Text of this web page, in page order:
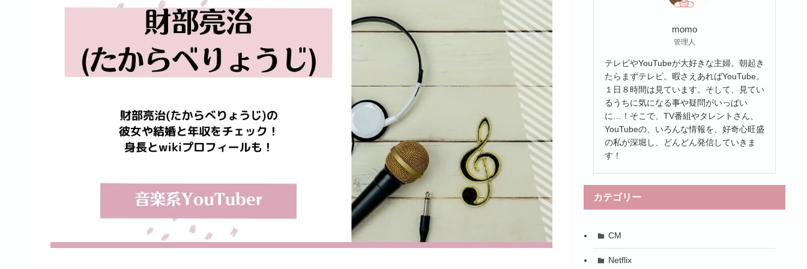
momo
管理人
テレビやYouTubeが大好きな主婦。朝起き
たらまずテレビ。暇さえあればYouTube。
１日８時間は見ています。そして、見てい
るうちに気になる事や疑問がいっぱい
に…！そこで、TV番組やタレントさん、
YouTubeの、いろんな情報を、好奇心旺盛
の私が深堀し、どんどん発信していきま
す！
カテゴリー
CM
Netflix